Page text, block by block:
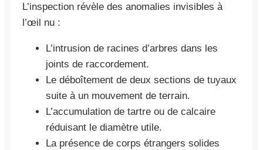
L’inspection révèle des anomalies invisibles à
l’œil nu :
L’intrusion de racines d’arbres dans les
joints de raccordement.
Le déboîtement de deux sections de tuyaux
suite à un mouvement de terrain.
L’accumulation de tartre ou de calcaire
réduisant le diamètre utile.
La présence de corps étrangers solides